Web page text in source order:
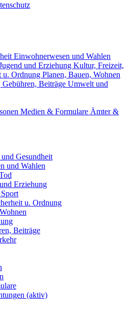
Einwohnerwesen und Wahlen
und Erziehung Kultur, Freizeit,
u. Ordnung Planen, Bauen, Wohnen
Gebühren, Beiträge Umwelt und
Medien & Formulare Ämter &
Gesundheit
und Wahlen
Erziehung
u. Ordnung
Beiträge
(aktiv)